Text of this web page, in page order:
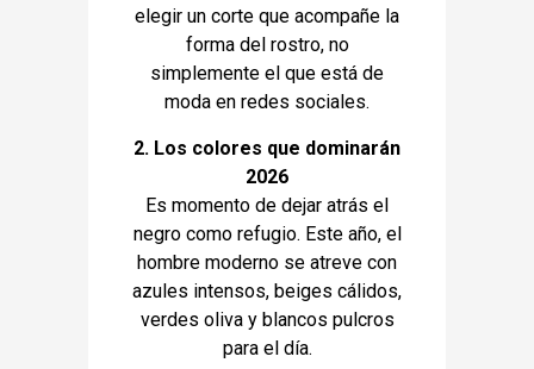
elegir un corte que acompañe la
forma del rostro, no
simplemente el que está de
moda en redes sociales.
2. Los colores que dominarán
2026
Es momento de dejar atrás el
negro como refugio. Este año, el
hombre moderno se atreve con
azules intensos, beiges cálidos,
verdes oliva y blancos pulcros
para el día.